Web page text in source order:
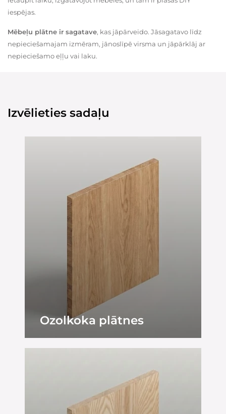
iespējas.
Mēbeļu plātne ir sagatave, kas jāpārveido. Jāsagatavo līdz
nepieciešamajam izmēram, jānoslīpē virsma un jāpārklāj ar
nepieciešamo eļļu vai laku.
Izvēlieties sadaļu
Ozolkoka plātnes